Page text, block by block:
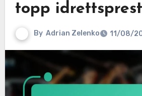
topp
By Adrian Zelenko 11/08/